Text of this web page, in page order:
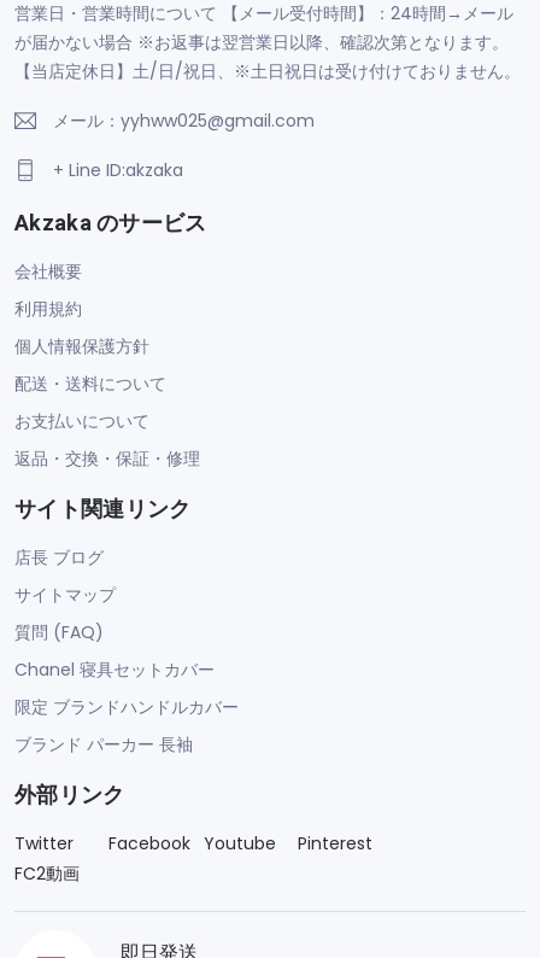
営業日・営業時間について 【メール受付時間】：24時間→メール
が届かない場合 ※お返事は翌営業日以降、確認次第となります。
【当店定休日】土/日/祝日、※土日祝日は受け付けておりません。
メール：yyhww025@gmail.com
+ Line ID:akzaka
Akzaka のサービス
会社概要
利用規約
個人情報保護方針
配送・送料について
お支払いについて
返品・交換・保証・修理
サイト関連リンク
店長 ブログ
サイトマップ
質問 (FAQ)
Chanel 寝具セットカバー
限定 ブランドハンドルカバー
ブランド パーカー 長袖
外部リンク
Twitter Facebook Youtube
Pinterest
FC2動画
即日発送